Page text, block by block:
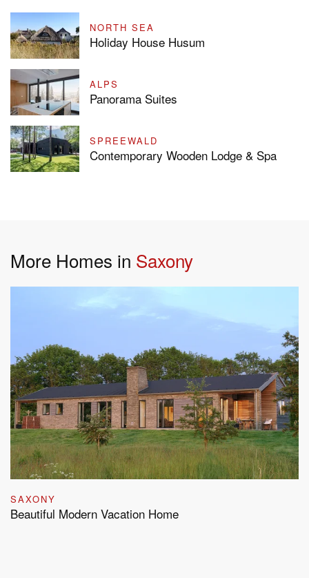
NORTH SEA
Holiday House Husum
ALPS
Panorama Suites
SPREEWALD
Contemporary Wooden Lodge & Spa
More Homes in Saxony
SAXONY
Beautiful Modern Vacation Home